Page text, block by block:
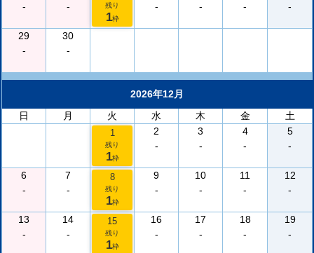
-
-
残り
1枠
-
-
-
-
29
-
30
-
2026年12月
日
月 火 水 木 金 土
1
残り
1枠
2
-
3
-
4
-
5
-
6
-
7
-
8
残り
1枠
9
-
10
-
11
-
12
-
13
-
14
-
15
残り
1枠
16
-
17
-
18
-
19
-